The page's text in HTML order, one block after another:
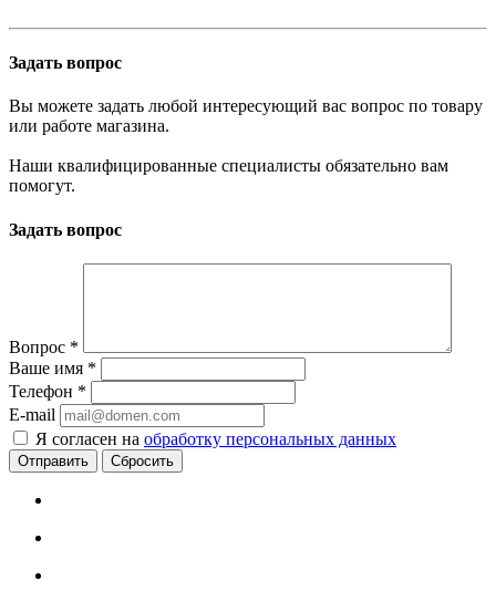
Задать вопрос
Вы можете задать любой интересующий вас вопрос по товару
или работе магазина.
Наши квалифицированные специалисты обязательно вам
помогут.
Задать вопрос
Вопрос *
Ваше имя *
Телефон *
E-mail
Я согласен на обработку персональных данных
Сбросить